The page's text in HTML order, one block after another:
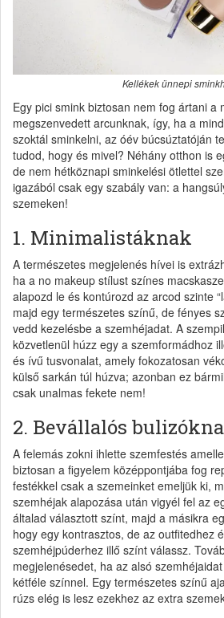
Kellékek ünnepi
Egy pici smink biztosan nem fog ártani a
megszenvedett arcunknak, így, ha a
szoktál sminkelni, az óév búcsúztatóján
tudod, hogy és mivel? Néhány otthon is
de nem hétköznapi sminkelési ötlettel
igazából csak egy szabály van: a
szemeken!
1. Minimalistáknak
A természetes megjelenés hívei is
ha a no makeup stílust színes
alapozd le és kontúrozd az arcod szinte
majd egy természetes színű, de fényes
vedd kezelésbe a szemhéjadat. A
közvetlenül húzz egy a szemformádhoz
és ívű tusvonalat, amely fokozatosan
külső sarkán túl húzva; azonban ez
csak unalmas fekete nem!
2. Bevállalós
A felemás zokni ihlette szemfestés
biztosan a figyelem középpontjába fog
festékkel csak a szemeinket emeljük ki,
szemhéjak alapozása után vigyél fel az
általad választott színt, majd a másikra
hogy egy kontrasztos, de az outfitedhez
szemhéjpúderhez illő színt válassz.
megjelenésedet, ha az alsó
kétféle színnel. Egy természetes színű
rúzs elég is lesz ezekhez az extra